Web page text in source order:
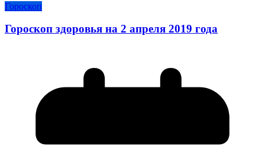
Гороскоп
Гороскоп здоровья на 2 апреля 2019 года